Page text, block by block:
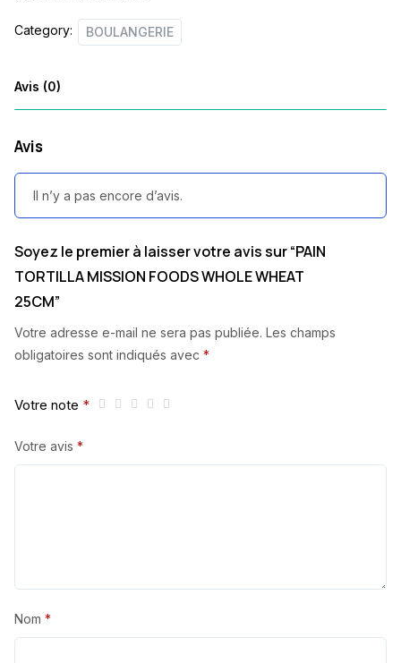
Category: BOULANGERIE
Avis (0)
Avis
Il n’y a pas encore d’avis.
Soyez le premier à laisser votre avis sur “PAIN
TORTILLA MISSION FOODS WHOLE WHEAT
25CM”
Votre adresse e-mail ne sera pas publiée. Les champs
obligatoires sont indiqués avec *
Votre note *
Votre avis *
Nom *